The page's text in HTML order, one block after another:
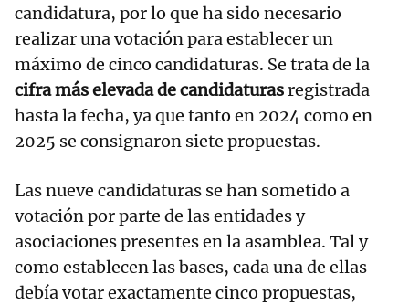
candidatura, por lo que ha sido necesario
realizar una votación para establecer un
máximo de cinco candidaturas. Se trata de la
cifra más elevada de candidaturasregistrada
hasta la fecha, ya que tanto en 2024 como en
2025 se consignaron siete propuestas.
Las nueve candidaturas se han sometido a
votación por parte de las entidades y
asociaciones presentes en la asamblea. Tal y
como establecen las bases, cada una de ellas
debía votar exactamente cinco propuestas,